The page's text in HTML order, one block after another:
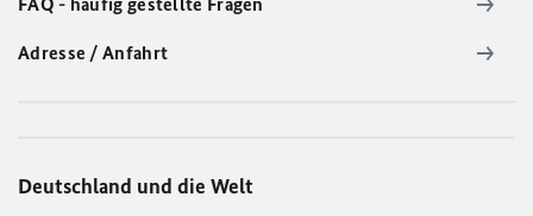
Adresse / Anfahrt
Deutschland und die Welt